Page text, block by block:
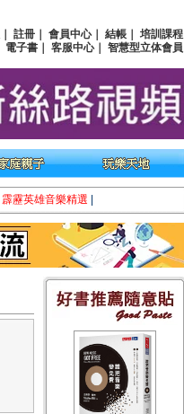
註冊 會員中心｜ 結帳
培訓課程
電子書 客服中心｜ 智慧型立体會員
霹靂英雄音樂精選